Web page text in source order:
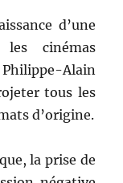
d’une
les cinémas
Alain
tous les
d’origine.
la prise de